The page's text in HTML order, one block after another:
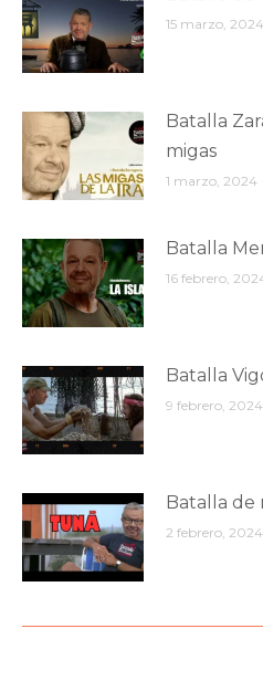
15 marzo, 2024
Batalla
migas
1 marzo, 2024
Batalla
16 febrero,
Batalla
9 febrero, 2024
Batalla de
2 febrero, 2024